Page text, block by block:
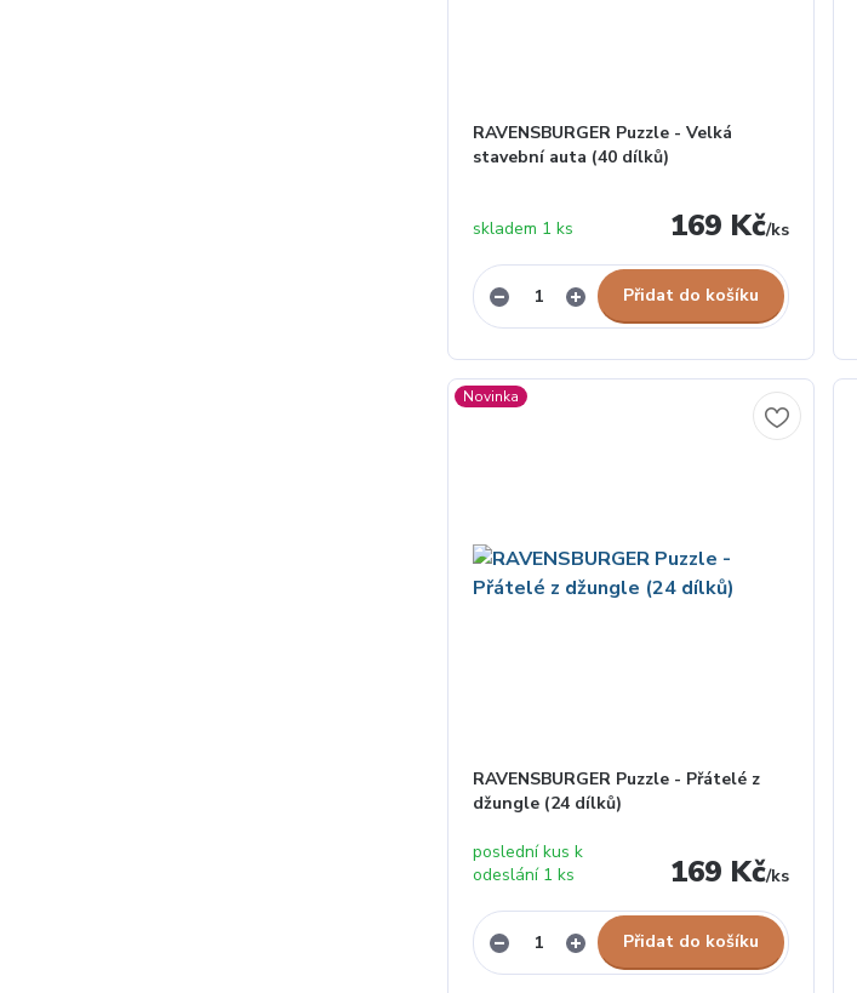
RAVENSBURGER Puzzle - Velká
stavební auta (40 dílků)
169 Kč/ks
skladem 1 ks
Přidat do košíku
Novinka
RAVENSBURGER Puzzle - Přátelé z
džungle (24 dílků)
169 Kč/ks
poslední kus k
odeslání 1 ks
Přidat do košíku